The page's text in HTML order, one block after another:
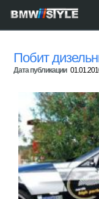
Побит
Дата публикации